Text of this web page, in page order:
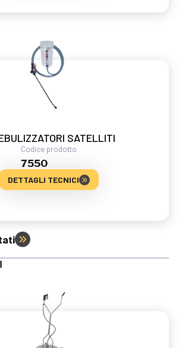
SATELLITI
Codice prodotto
7550
DETTAGLI TECNICI